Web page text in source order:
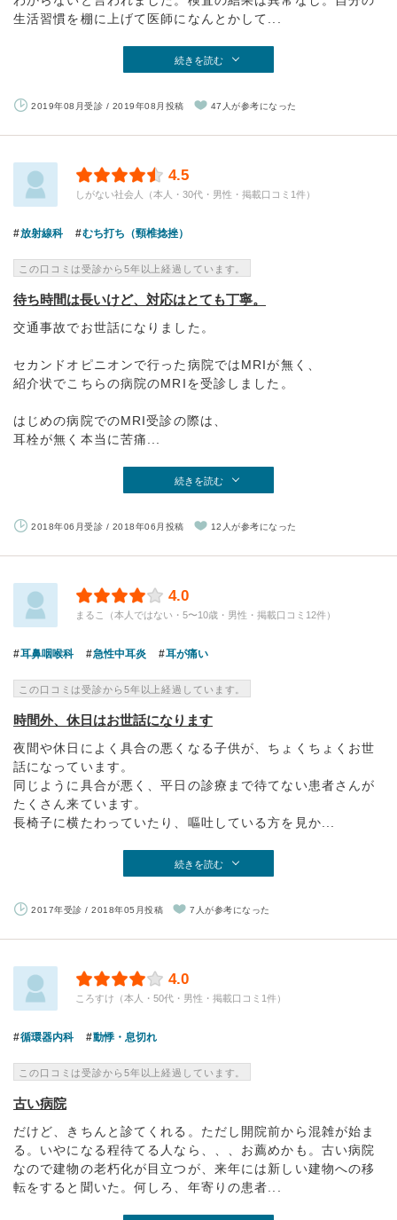
生活習慣を棚に上げて医師になんとかして...
続きを読む
2019年08月受診 / 2019年08月投稿 47人が参考になった
4.5
しがない社会人（本人・30代・男性・掲載口コミ1件）
放射線科 むち打ち（頸椎捻挫）
この口コミは受診から5年以上経過しています。
待ち時間は長いけど、対応はとても丁寧。
交通事故でお世話になりました。
セカンドオピニオンで行った病院ではMRIが無く、
紹介状でこちらの病院のMRIを受診しました。
はじめの病院でのMRI受診の際は、
耳栓が無く本当に苦痛...
続きを読む
2018年06月受診 / 2018年06月投稿 12人が参考になった
4.0
まるこ（本人ではない・5〜10歳・男性・掲載口コミ12件）
耳鼻咽喉科 急性中耳炎 耳が痛い
この口コミは受診から5年以上経過しています。
時間外、休日はお世話になります
夜間や休日によく具合の悪くなる子供が、ちょくちょくお世
話になっています。
同じように具合が悪く、平日の診療まで待てない患者さんが
たくさん来ています。
長椅子に横たわっていたり、嘔吐している方を見か...
続きを読む
2017年受診 / 2018年05月投稿 7人が参考になった
4.0
ころすけ（本人・50代・男性・掲載口コミ1件）
循環器内科 動悸・息切れ
この口コミは受診から5年以上経過しています。
古い病院
だけど、きちんと診てくれる。ただし開院前から混雑が始ま
る。いやになる程待てる人なら、、、お薦めかも。古い病院
なので建物の老朽化が目立つが、来年には新しい建物への移
転をすると聞いた。何しろ、年寄りの患者...